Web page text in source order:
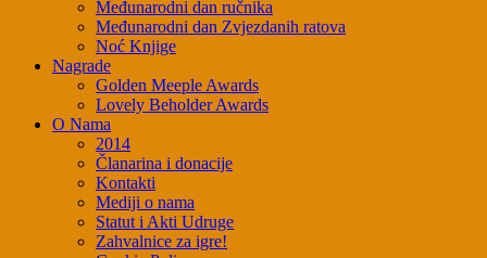
Međunarodni dan ručnika
Međunarodni dan Zvjezdanih ratova
Noć Knjige
Nagrade
Golden Meeple Awards
Lovely Beholder Awards
O Nama
2014
Članarina i donacije
Kontakti
Mediji o nama
Statut i Akti Udruge
Zahvalnice za igre!